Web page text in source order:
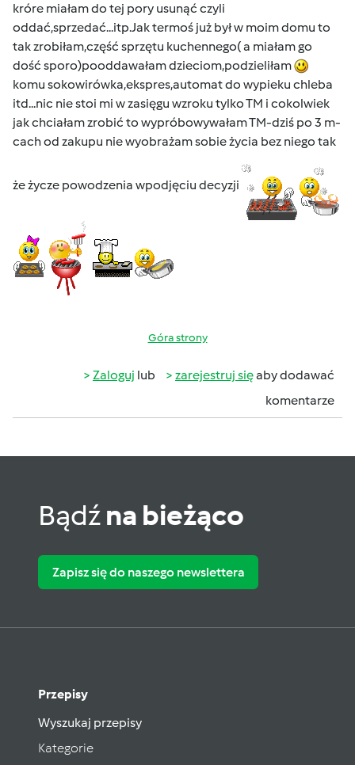
króre miałam do tej pory usunąć czyli
oddać,sprzedać...itp.Jak termoś już był w moim domu to
tak zrobiłam,część sprzętu kuchennego( a miałam go
dość sporo)pooddawałam dzieciom,podzieliłam
komu sokowirówka,ekspres,automat do wypieku chleba
itd...nic nie stoi mi w zasięgu wzroku tylko TM i cokolwiek
jak chciałam zrobić to wypróbowywałam TM-dziś po 3 m-
cach od zakupu nie wyobrażam sobie życia bez niego tak
że życze powodzenia wpodjęciu decyzji
Góra strony
Zaloguj lub zarejestruj sięaby dodawać
komentarze
Bądźna bieżąco
Zapisz się do naszego newslettera
Przepisy
Wyszukaj przepisy
Kategorie